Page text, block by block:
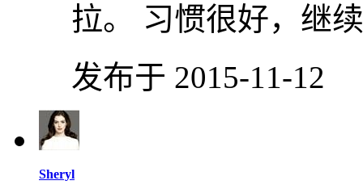
拉。 习惯很好，继
发布于 2015-11-12
Sheryl